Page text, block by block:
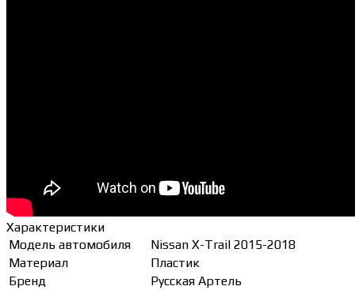
Характеристики
Модель автомобиля
Nissan X-Trail 2015-2018
Материал
Пластик
Бренд
Русская Артель